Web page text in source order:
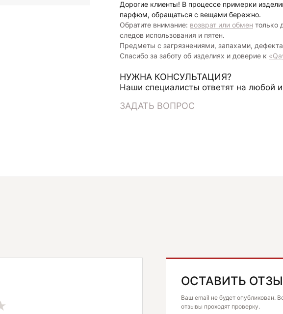
Дорогие клиенты! В процессе примерки
парфюм, обращаться с вещами бережно.
Обратите внимание: возврат или обмен только
следов использования и пятен.
Предметы с загрязнениями, запахами,
Спасибо за заботу об изделиях и доверие к
НУЖНА КОНСУЛЬТАЦИЯ?
Наши специалисты ответят на любой
ЗАДАТЬ ВОПРОС
ОСТАВИТЬ
Ваш email не будет опубликован.
отзывы проходят проверку.
ALTERNATIVE: